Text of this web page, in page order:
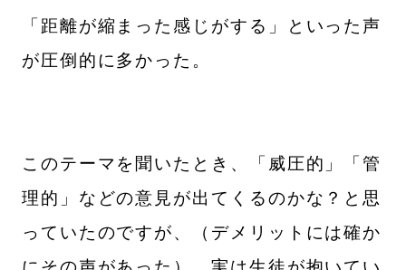
「距離が縮まった感じがする」といった声
が圧倒的に多かった。
このテーマを聞いたとき、「威圧的」「管
理的」などの意見が出てくるのかな？と思
っていたのですが、（デメリットには確か